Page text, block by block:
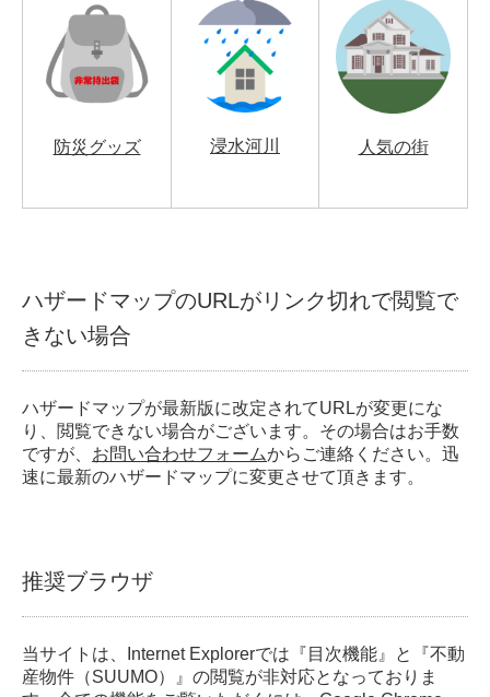
防災グッズ 浸水河川 人気の街
ハザードマップのURLがリンク切れで閲覧で
きない場合
ハザードマップが最新版に改定されてURLが変更にな
り、閲覧できない場合がございます。その場合はお手数
ですが、 お問い合わせフォームからご連絡ください。迅
速に最新のハザードマップに変更させて頂きます。
推奨ブラウザ
当サイトは、Internet Explorerでは『目次機能』と『不動
産物件（SUUMO）』の閲覧が非対応となっておりま